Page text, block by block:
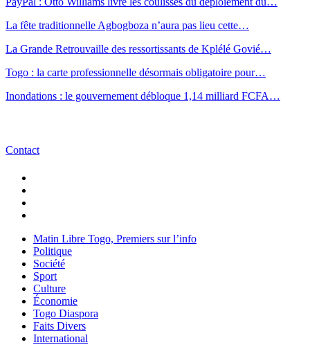
La fête traditionnelle Agbogboza n’aura pas lieu cette…
La Grande Retrouvaille des ressortissants de Kplélé Govié…
Togo : la carte professionnelle désormais obligatoire pour…
Inondations : le gouvernement débloque 1,14 milliard FCFA…
Contact
Matin Libre Togo, Premiers sur l’info
Politique
Société
Sport
Culture
Économie
Togo Diaspora
Faits Divers
International